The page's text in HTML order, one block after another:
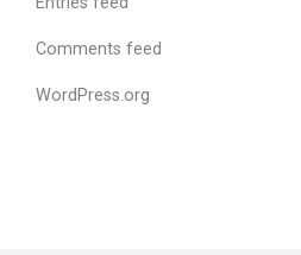
Comments feed
WordPress.org